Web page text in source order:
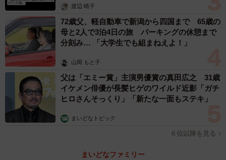
渡辺 晴子
72歳父、軽自動車で新潟から四国まで 65歳の
母と2人で3泊4日の旅 パーキングの休憩まで
分刻み… 「大学生でも組まねえよ！」
山岡 もと子
父は「エミー賞」主演男優賞の真田広之 31歳
イケメン俳優が長髪ヒゲのワイルド近影「ガチ
ヒロさんそっくり」「新たな一面もステキ」
まいどなトピック
６位以降を見る
まいどなファミリー